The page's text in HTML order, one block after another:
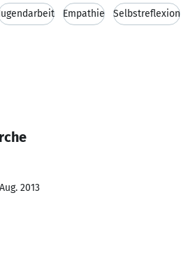
Empathie Selbstreflexion
2013